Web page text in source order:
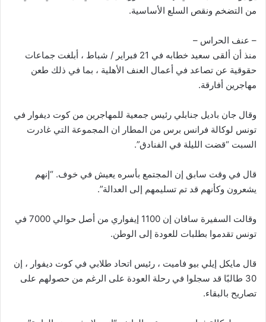
من التضخم ونقص السلع الأساسية.
– عنف الحراس –
منذ أن ألقى سعيد خطابه في 21 فبراير / شباط ، أبلغت جماعات
حقوقية عن تصاعد في أعمال العنف الأهلية ، بما في ذلك طعن
مهاجرين أفارقة.
وقال جان باديل جنابلي رئيس جمعية للمهاجرين من كوت ديفوار في
تونس لوكالة فرانس برس من المطار ان المجموعة التي غادرت
السبت “قضت الليلة في الفنادق”.
قال في وقت سابق إن المجتمع بأسره يعيش في خوف. “إنهم
يشعرون وكأنهم قد تم تسليمهم إلى العدالة”.
وقالت السفيرة سافان إن 1100 إيفواري من أصل حوالي 7000 في
تونس تقدموا بطلبات للعودة إلى الوطن.
قال مايكل إيلي بيو فاميت ، رئيس اتحاد طلابي في كوت ديفوار ، إن
30 طالبًا قد سجلوا في رحلة العودة على الرغم من حصولهم على
تصاريح بالبقاء.